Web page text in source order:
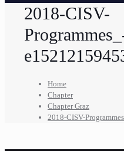
2018-CISV-
Home
Chapter
Chapter Graz
2018-CISV-